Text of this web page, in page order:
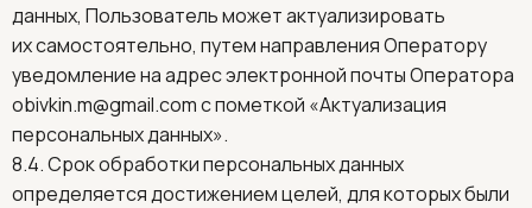
данных, Пользователь может актуализировать
их самостоятельно, путем направления Оператору
уведомление на адрес электронной почты Оператора
obivkin.m@gmail.comс пометкой «Актуализация
персональных данных».
8.4. Срок обработки персональных данных
определяется достижением целей, для которых были